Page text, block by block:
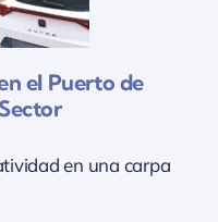
el Puerto de
en una carpa